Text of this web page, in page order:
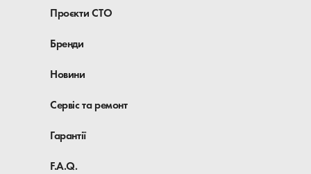
Проєкти СТО
Бренди
Новини
Сервіс та ремонт
Гарантії
F.A.Q.